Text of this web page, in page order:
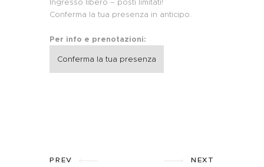
Ingresso libero – posti limitati!
Conferma la tua presenza in anticipo.
Per info e prenotazioni:
Conferma la tua presenza
PREV NEXT